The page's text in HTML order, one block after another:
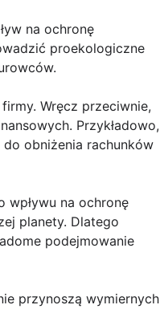
na ochronę
proekologiczne
Wręcz przeciwnie,
Przykładowo,
obniżenia rachunków
wpływu na ochronę
planety. Dlatego
podejmowanie
przynoszą wymiernych